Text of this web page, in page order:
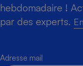
hebdomadaire !
par des experts.
Adresse mail